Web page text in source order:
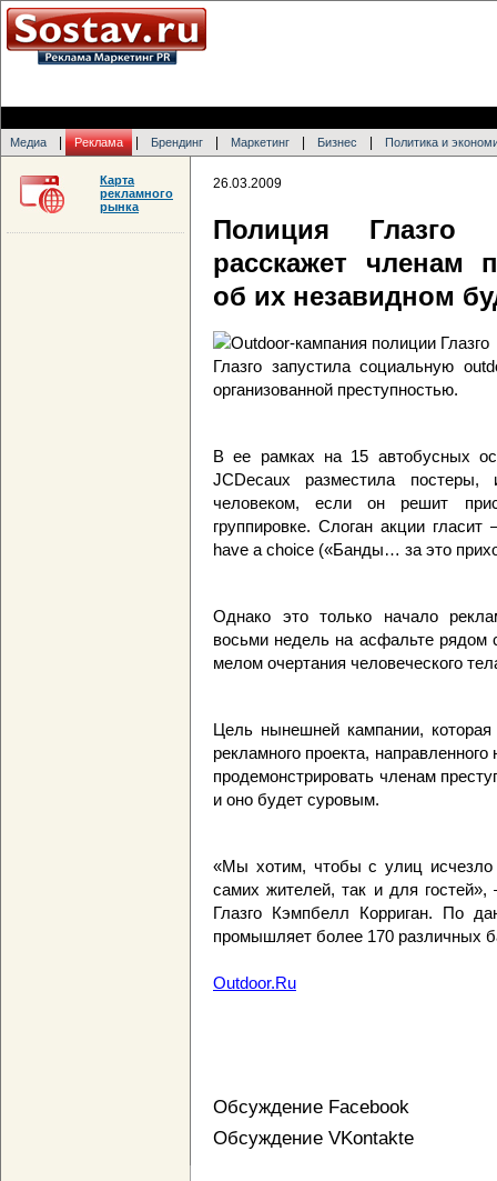
Медиа Реклама Брендинг Маркетинг Бизнес Политика и
26.03.2009
Полиция
расскажет членам
об их незавидном
Глазго запустила социальную
организованной преступностью.
В ее рамках на 15 автобусных
JCDecaux разместила
человеком, если он решит
группировке. Слоган акции
have a choice («Банды… за это
Однако это только начало
восьми недель на асфальте рядом
мелом очертания человеческого
Цель нынешней кампании,
рекламного проекта,
продемонстрировать членам
и оно будет суровым.
«Мы хотим, чтобы с улиц исчезло
самих жителей, так и для гостей»,
Глазго Кэмпбелл Корриган. По
промышляет более 170 различных
Outdoor.Ru
Обсуждение Facebook
Обсуждение VKontakte
Карта
рекламного
рынка